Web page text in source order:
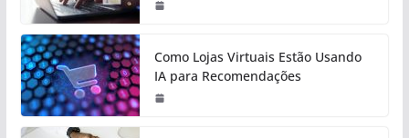
Como Lojas Virtuais Estão Usando
IA para Recomendações